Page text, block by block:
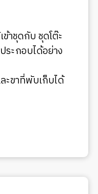
าชุดกับ ชุดโต๊ะ
ระกอบได้อย่าง
ะขาที่พับเก็บได้